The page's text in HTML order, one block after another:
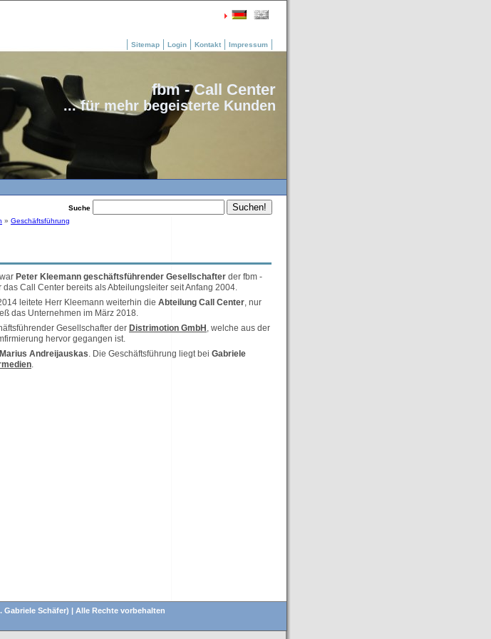
Sitemap Login Kontakt Impressum
Suche
fbm - Call Center
... für mehr begeisterte Kunden
» Geschäftsführung
Peter Kleemann geschäftsführender Gesellschafter der fbm -
Call Center bereits als Abteilungsleiter seit Anfang 2004.
leitete Herr Kleemann weiterhin die Abteilung Call Center, nur
das Unternehmen im März 2018.
Gesellschafter der Distrimotion GmbH , welche aus der
hervor gegangen ist.
Marius Andreijauskas. Die Geschäftsführung liegt bei Gabriele
.
Schäfer) | Alle Rechte vorbehalten